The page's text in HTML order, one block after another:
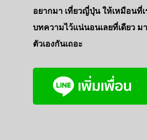
อยากมา เที่ยวญี่ปุ่น ให้เหมือนที่เ
บทความไว้แน่นอนเลยที่เดียว ม
ตัวเองกันเถอะ